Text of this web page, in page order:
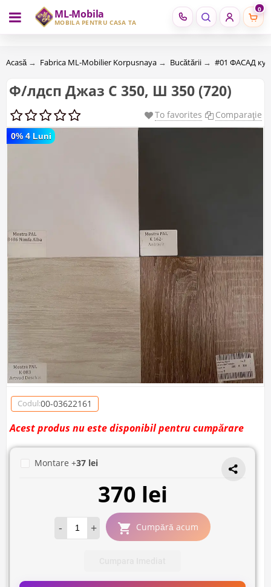
ML-Mobila
MOBILĂ PENTRU CASA TA
0
RU RO
Acasă → Fabrica ML-Mobilier Korpusnaya → Bucătării → #01 ФАСАД
Ф/лдсп Джаз С 350, Ш 350 (720)
To favorites Comparaţie
0% 4 Luni
Codul:00-03622161
Acest produs nu este disponibil pentru cumpărare
Montare +37 lei
370 lei
- + Cumpără acum